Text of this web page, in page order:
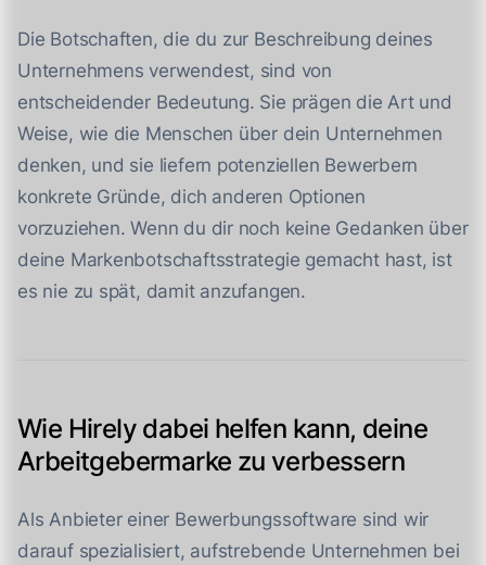
Die Botschaften, die du zur Beschreibung deines
Unternehmens verwendest, sind von
entscheidender Bedeutung. Sie prägen die Art und
Weise, wie die Menschen über dein Unternehmen
denken, und sie liefern potenziellen Bewerbern
konkrete Gründe, dich anderen Optionen
vorzuziehen. Wenn du dir noch keine Gedanken über
deine Markenbotschaftsstrategie gemacht hast, ist
es nie zu spät, damit anzufangen.
Wie Hirely dabei helfen kann, deine
Arbeitgebermarke zu verbessern
Als Anbieter einer Bewerbungssoftware sind wir
darauf spezialisiert, aufstrebende Unternehmen bei